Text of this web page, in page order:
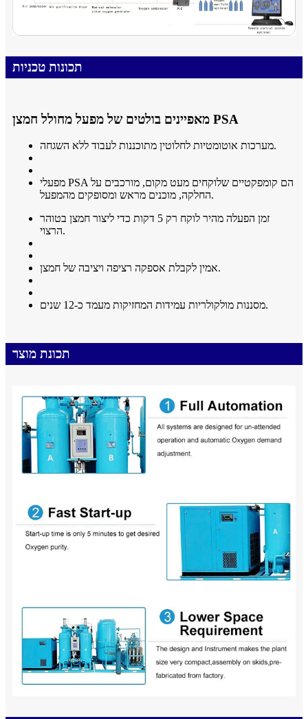
תכונות טכניות
מאפיינים בולטים של מפעל מחולל חמצן PSA
מערכות אוטומטיות לחלוטין מתוכננות לעבוד ללא השגחה.
מפעלי PSA הם קומפקטיים שלוקחים מעט מקום, מורכבים על
החלקה, מוכנים מראש ומסופקים מהמפעל.
זמן הפעלה מהיר לוקח רק 5 דקות כדי ליצור חמצן בטוהר
הרצוי.
אמין לקבלת אספקה ​​רציפה ויציבה של חמצן.
מסננות מולקולריות עמידות המחזיקות מעמד כ-12 שנים.
תכונת מוצר